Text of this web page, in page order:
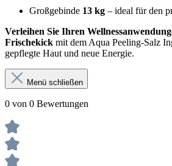
Großgebinde 13 kg – ideal für den
Verleihen Sie Ihren
Frischekick mit dem Aqua Peeling-Salz
gepflegte Haut und neue Energie.
Menü schließen
0 von 0 Bewertungen